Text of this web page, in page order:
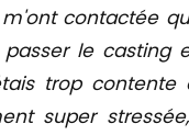
m'ont contactée
le casting
trop
super